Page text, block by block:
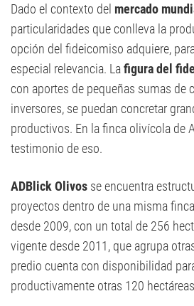
Dado el contexto del mercado
particularidades que conlleva la
opción del fideicomiso adquiere,
especial relevancia. Lafigura del
con aportes de pequeñas sumas de
inversores, se puedan concretar
productivos. En la finca olivícola de
testimonio de eso.
ADBlick Olivos se encuentra
proyectos dentro de una misma
desde 2009, con un total de 256
vigente desde 2011, que agrupa
predio cuenta con disponibilidad
productivamente otras 120